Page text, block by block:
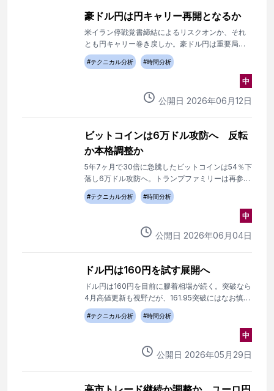
豪ドル円は円キャリー再開となるか
米イラン停戦覚書締結によるリスクオンか、それ
とも円キャリー巻き戻しか。豪ドル円は重要局面
を迎えた。
#テクニカル分析 #時間分析
中
公開日 2026年06 月12日
ビットコインは6万ドル攻防へ 反転
か本格調整か
5年7ヶ月で30倍に急騰したビットコインは54％下
落し6万ドル攻防へ。トランプファミリーは再参入
か、それとも相場終了か。
#テクニカル分析 #時間分析
中
公開日 2026年06 月04日
ドル円は160円を試す展開へ
ドル円は160円を目前に膠着相場が続く。突破なら
4月高値更新も視野だが、161.95突破にはなお慎重
な見方が必要だ。
#テクニカル分析 #時間分析
中
公開日 2026年05 月 29日